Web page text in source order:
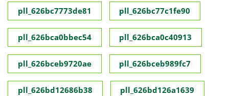
pll_626bc7773de81 pll_626bc77c1fe90
pll_626bca0bbec54 pll_626bca0c40913
pll_626bceb9720ae pll_626bceb989fc7
pll_626bd12686b38 pll_626bd126a1639